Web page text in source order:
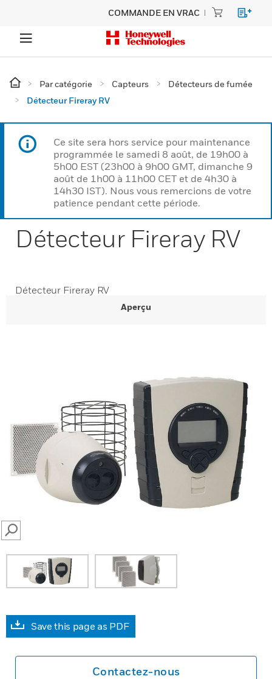
COMMANDE EN VRAC
Par catégorie Capteurs
Détecteurs de fumée
Détecteur Fireray RV
Ce site sera hors service pour maintenance
programmée le samedi 8 août, de 19h00 à
5h00 EST (23h00 à 9h00 GMT, dimanche 9
août de 1h00 à 11h00 CET et de 4h30 à
14h30 IST). Nous vous remercions de votre
patience pendant cette période.
Détecteur Fireray RV
Détecteur Fireray RV
Aperçu
SEARCH
Save this page as PDF
Contactez-nous